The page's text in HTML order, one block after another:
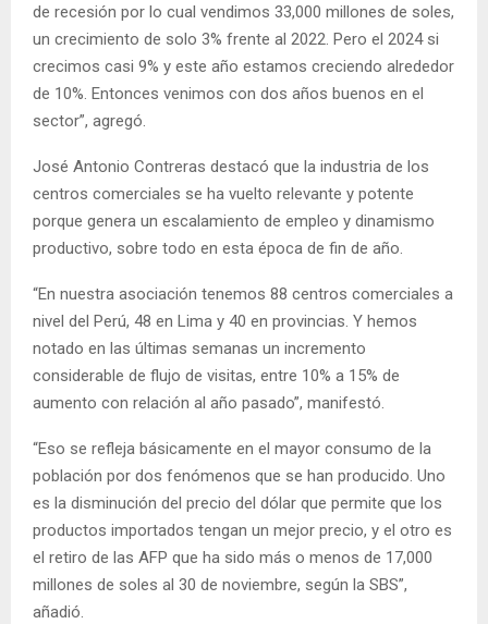
de recesión por lo cual vendimos 33,000 millones de soles,
un crecimiento de solo 3% frente al 2022. Pero el 2024 si
crecimos casi 9% y este año estamos creciendo alrededor
de 10%. Entonces venimos con dos años buenos en el
sector”, agregó.
José Antonio Contreras destacó que la industria de los
centros comerciales se ha vuelto relevante y potente
porque genera un escalamiento de empleo y dinamismo
productivo, sobre todo en esta época de fin de año.
“En nuestra asociación tenemos 88 centros comerciales a
nivel del Perú, 48 en Lima y 40 en provincias. Y hemos
notado en las últimas semanas un incremento
considerable de flujo de visitas, entre 10% a 15% de
aumento con relación al año pasado”, manifestó.
“Eso se refleja básicamente en el mayor consumo de la
población por dos fenómenos que se han producido. Uno
es la disminución del precio del dólar que permite que los
productos importados tengan un mejor precio, y el otro es
el retiro de las AFP que ha sido más o menos de 17,000
millones de soles al 30 de noviembre, según la SBS”,
añadió.